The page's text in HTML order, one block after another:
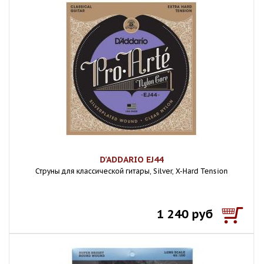
D'ADDARIO EJ44
Струны для классической гитары, Silver, X-Hard Tension
1 240 руб